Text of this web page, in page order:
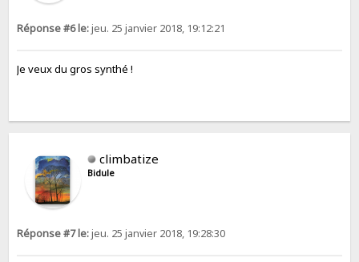
Réponse #6 le:jeu. 25 janvier 2018, 19:12:21
Je veux du gros synthé !
climbatize
Bidule
Réponse #7 le:jeu. 25 janvier 2018, 19:28:30